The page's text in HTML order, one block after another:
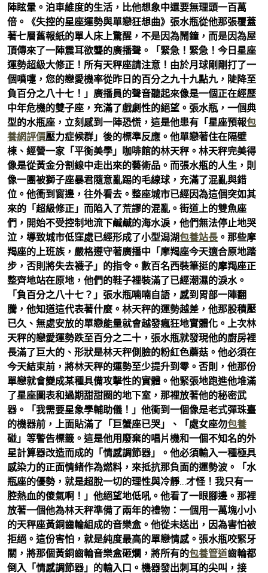
陣眩暈。泊車維度的生活，比他想象中還要無理頭一百萬
倍。《失控的星座運勢與單戀狂想曲》張水瓶從他那張覆蓋
著七層舊報紙的單人床上驚醒，不是因為鬧鐘，而是因為屋
頂傳來了一陣震耳欲聾的廣播聲。「緊急！緊急！今日星座
運勢超級大修正！所有天秤座請注意！由於月球剛剛打了一
個噴嚏，您的戀愛機率從昨日的百分之九十九點九，陡降至
負百分之八十七！」廣播員的聲音聽起來像是一個正在經歷
中年危機的雙子座，充滿了戲劇性的絕望。張水瓶，一個典
型的水瓶座，立刻感到一陣恐慌，這是他患有「星座預報包
養網評價壓力症候群」後的標準反應。他單戀著住在隔壁
棟、經營一家「平衡美學」咖啡館的林天秤。林天秤完美得
像是從黃金分割線中走出來的藝術品。而張水瓶的人生，則
像一團被獅子座暴君隨意亂踢的毛線球，充滿了混亂與錯
位。他衝到窗邊，往外看去。整座城市已經因為這個突如其
來的「超級修正」而陷入了荒謬的混亂。街道上的雙魚座
們，開始不受控制地流下鹹鹹的海水淚，他們無法停止地哭
泣，導致城市低窪處已經形成了小型潟湖包養站長 。那些摩
羯座的上班族，嚴格遵守著廣播中「摩羯座今天適合原地踏
步，否則將失去襪子」的指令。數百名西裝筆挺的摩羯座正
整齊地站在原地，他們的鞋子裡裝滿了已經潮濕的淚水。
「負百分之八十七？」張水瓶喃喃自語，感到胃部一陣翻
騰，他知道這代表著什麼。林天秤的運勢越差，他那股積壓
已久、無處安放的單戀能量就會越發瘋狂地實體化。上次林
天秤的戀愛運勢跌至百分之二十，張水瓶就發現他的廚房裡
長滿了巨大的、形狀是林天秤側臉的粉紅色蘑菇。他必須在
今天結束前，將林天秤的運勢至少提升到零。否則，他那份
單戀就會變成某種具備攻擊性的實體。他緊張地跑進他堆滿
了星座圖表和過期甜甜圈的地下室，那裡放著他的秘密武
器。「我需要星象學輔助儀！」他衝到一個像是老式彈珠臺
的機器前，上面貼滿了「巨蟹座已哭」、「處女座勿包養
碰」等警告標籤。這是他用廢棄的唱片機和一個不知名的外
星計算器改造而成的「情感調節器」。他必須輸入一種極具
感染力的正面情緒作為燃料，來抵抗那負面的運勢波。「水
瓶座的優勢，就是超脫一切的理性與冷靜…才怪！我只有一
腔熱血的傻氣啊！」他絕望地低吼。他看了一眼腳邊。那裡
放著一個他為林天秤準備了兩年的禮物：一個用一萬塊小小
的天秤座黃銅齒輪組成的音樂盒。他從未送出，因為害怕被
拒絕。這份害怕，就是純度最高的單戀情感。張水瓶咬緊牙
關，將那個黃銅齒輪音樂盒砸爛，將所有的包養管道齒輪都
倒入「情感調節器」的輸入口。機器發出刺耳的尖叫，接